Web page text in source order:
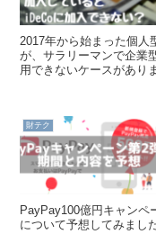
2017年から始まった個人
が、サラリーマンで企業
用できないケースがあり
財テク
PayPay100億円キャンペ
について予想してみました